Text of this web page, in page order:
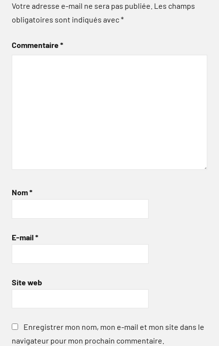
Votre adresse e-mail ne sera pas publiée. Les champs
obligatoires sont indiqués avec*
Commentaire*
Nom*
E-mail *
Site web
Enregistrer mon nom, mon e-mail et mon site dans le
navigateur pour mon prochain commentaire.